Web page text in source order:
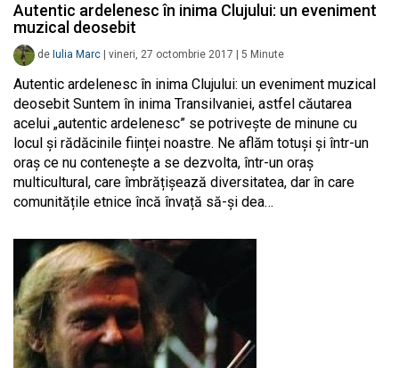
Autentic ardelenesc în inima Clujului: un eveniment
muzical deosebit
de Iulia Marc vineri, 27 octombrie 2017 5 Minute
Autentic ardelenesc în inima Clujului: un eveniment muzical
deosebit Suntem în inima Transilvaniei, astfel căutarea
acelui „autentic ardelenesc” se potrivește de minune cu
locul și rădăcinile ființei noastre. Ne aflăm totuși și într-un
oraș ce nu contenește a se dezvolta, într-un oraș
multicultural, care îmbrățișează diversitatea, dar în care
comunitățile etnice încă învață să-și dea…